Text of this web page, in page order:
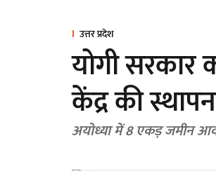
उत्तर प्रदेश
योगी सरकार
केंद्र की
अयोध्या में 8 एकड़ जमीन